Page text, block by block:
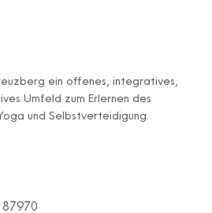
ein offenes, integratives,
Umfeld zum Erlernen des
und Selbstverteidigung.